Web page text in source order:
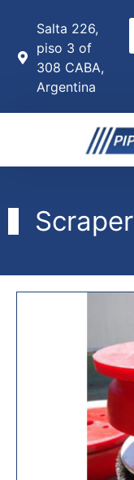
Salta 226,
piso 3 of
308 CABA,
Argentina
Scraper